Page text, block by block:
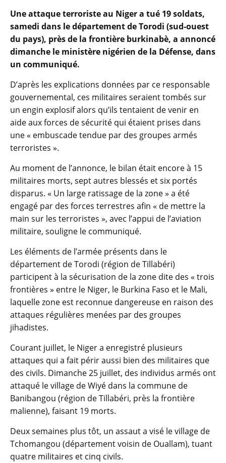
Une attaque terroriste au Niger a tué 19 soldats,
samedi dans le département de Torodi (sud-ouest
du pays), près de la frontière burkinabè, a annoncé
dimanche le ministère nigérien de la Défense, dans
un communiqué.
D’après les explications données par ce responsable
gouvernemental, ces militaires seraient tombés sur
un engin explosif alors qu’ils tentaient de venir en
aide aux forces de sécurité qui étaient prises dans
une « embuscade tendue par des groupes armés
terroristes ».
Au moment de l’annonce, le bilan était encore à 15
militaires morts, sept autres blessés et six portés
disparus. « Un large ratissage de la zone » a été
engagé par des forces terrestres afin « de mettre la
main sur les terroristes », avec l’appui de l’aviation
militaire, souligne le communiqué.
Les éléments de l’armée présents dans le
département de Torodi (région de Tillabéri)
participent à la sécurisation de la zone dite des « trois
frontières » entre le Niger, le Burkina Faso et le Mali,
laquelle zone est reconnue dangereuse en raison des
attaques régulières menées par des groupes
jihadistes.
Courant juillet, le Niger a enregistré plusieurs
attaques qui a fait périr aussi bien des militaires que
des civils. Dimanche 25 juillet, des individus armés ont
attaqué le village de Wiyé dans la commune de
Banibangou (région de Tillabéri, près la frontière
malienne), faisant 19 morts.
Deux semaines plus tôt, un assaut a visé le village de
Tchomangou (département voisin de Ouallam), tuant
quatre militaires et cinq civils.